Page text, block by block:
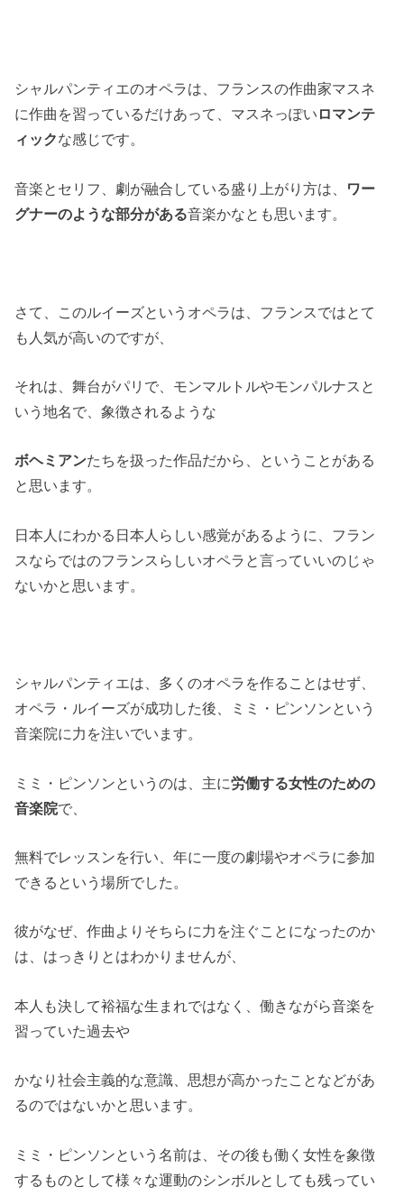
シャルパンティエのオペラは、フランスの作曲家マスネ
に作曲を習っているだけあって、マスネっぽい ロマンテ
ィックな感じです。
音楽とセリフ、劇が融合している盛り上がり方は、 ワー
グナーのような部分がある音楽かなとも思います。
さて、このルイーズというオペラは、フランスではとて
も人気が高いのですが、
それは、舞台がパリで、モンマルトルやモンパルナスと
いう地名で、象徴されるような
ボヘミアンたちを扱った作品だから、ということがある
と思います。
日本人にわかる日本人らしい感覚があるように、フラン
スならではのフランスらしいオペラと言っていいのじゃ
ないかと思います。
シャルパンティエは、多くのオペラを作ることはせず、
オペラ・ルイーズが成功した後、ミミ・ピンソンという
音楽院に力を注いでいます。
ミミ・ピンソンというのは、主に労働する女性のための
音楽院で、
無料でレッスンを行い、年に一度の劇場やオペラに参加
できるという場所でした。
彼がなぜ、作曲よりそちらに力を注ぐことになったのか
は、はっきりとはわかりませんが、
本人も決して裕福な生まれではなく、働きながら音楽を
習っていた過去や
かなり社会主義的な意識、思想が高かったことなどがあ
るのではないかと思います。
ミミ・ピンソンという名前は、その後も働く女性を象徴
するものとして様々な運動のシンボルとしても残ってい